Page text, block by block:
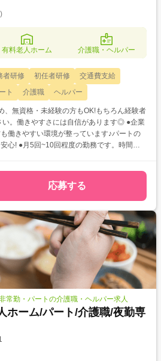
有料老人ホーム 介護職・ヘルパー
者研修 初任者研修
交通費支給
ト 介護職 ヘルパー
、無資格・未経験の方もOK!もちろん経験者
い。働きやすさには自信があります◎ ●企業
働きやすい環境が整っています♪パートの
心! ●月5回~10回程度の勤務です。時間を
応募する
常勤・パートの介護職・ヘルパー求人
ホーム/パート/介護職/夜勤専